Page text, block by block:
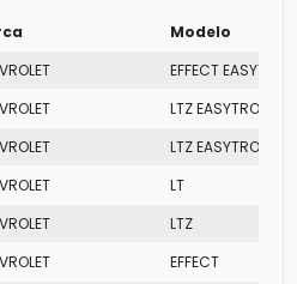
Modelo
EFFECT
LTZ EASYTRONIC
LTZ EASYTRONIC
LT
LTZ
EFFECT